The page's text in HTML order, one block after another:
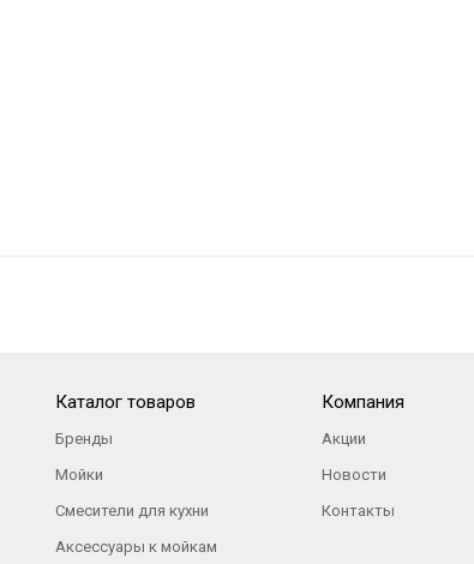
Каталог товаров
Бренды
Мойки
Смесители для кухни
Аксессуары к мойкам
Компания
Акции
Новости
Контакты